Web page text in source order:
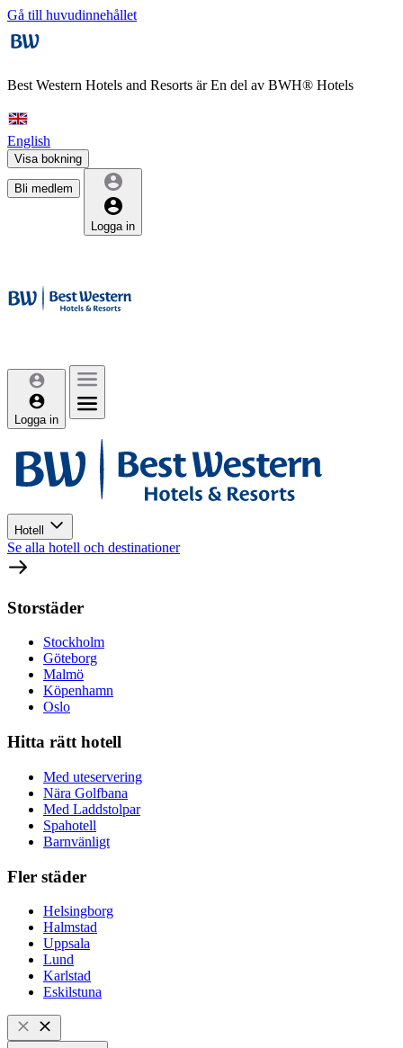
Gå till huvudinnehållet
Best Western Hotels and Resorts ärEn del av BWH® Hotels
English
Visa bokning
Bli medlem
Logga in
Logga in
Hotell
Se alla hotell och destinationer
Storstäder
Stockholm
Göteborg
Malmö
Köpenhamn
Oslo
Hitta rätt hotell
Med uteservering
Nära Golfbana
Med Laddstolpar
Spahotell
Barnvänligt
Fler städer
Helsingborg
Halmstad
Uppsala
Lund
Karlstad
Eskilstuna